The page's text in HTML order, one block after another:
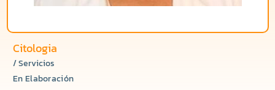
Citologia
/ Servicios
En Elaboración